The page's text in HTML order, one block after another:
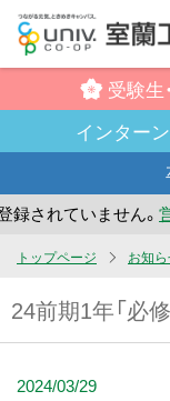
ン
コ
受験生
インターン
されていません。営
トップページ お知
24前期1年「必
2024/03/29